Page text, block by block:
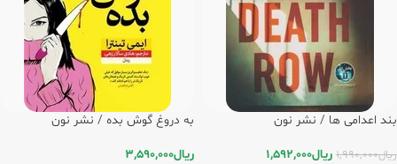
بند اعدامی ها / نشر نون
ریال1,990,000 ریال1,592,000
به دروغ گوش بده / نشر نون
ریال3,590,000